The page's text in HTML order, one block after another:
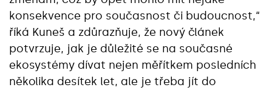
konsekvence pro současnost či budoucnost,“
říká Kuneš a zdůrazňuje, že nový článek
potvrzuje, jak je důležité se na současné
ekosystémy dívat nejen měřítkem posledních
několika desítek let, ale je třeba jít do